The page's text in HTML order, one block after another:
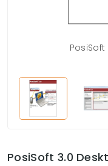
PosiSoft 3.0